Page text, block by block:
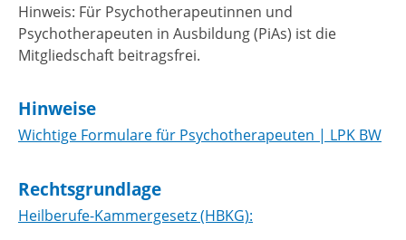
Hinweis: Für Psychotherapeutinnen und
Psychotherapeuten in Ausbildung (PiAs) ist die
Mitgliedschaft beitragsfrei.
Hinweise
Wichtige Formulare für Psychotherapeuten | LPK BW
Rechtsgrundlage
Heilberufe-Kammergesetz (HBKG):